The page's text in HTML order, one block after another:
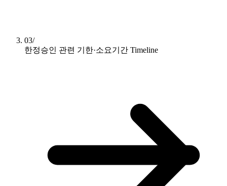
03/
한정승인 관련 기한·소요기간 Timeline